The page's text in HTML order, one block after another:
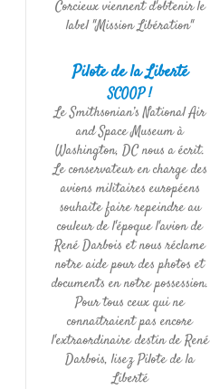
Corcieux viennent d'obtenir le
label "Mission Libération"
Pilote de la Liberté
SCOOP !
Le Smithsonian’s National Air
and Space Museum à
Washington, DC nous a écrit.
Le conservateur en charge des
avions militaires européens
souhaite faire repeindre au
couleur de l'époque l'avion de
René Darbois et nous réclame
notre aide pour des photos et
documents en notre possession.
Pour tous ceux qui ne
connaîtraient pas encore
l'extraordinaire destin de René
Darbois, lisez Pilote de la
Liberté